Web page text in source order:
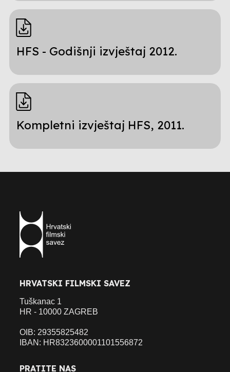
HFS - Godišnji izvještaj 2012.
Kompletni izvještaj HFS, 2011.
HRVATSKI FILMSKI SAVEZ
Tuškanac 1
HR - 10000 ZAGREB
OIB: 29355825482
IBAN: HR8323600001101556872
PRATITE NAS